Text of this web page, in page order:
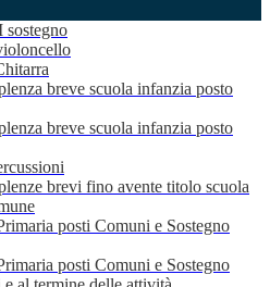
breve scuola infanzia posto
breve scuola infanzia posto
brevi fino avente titolo scuola
posti Comuni e Sostegno
posti Comuni e Sostegno